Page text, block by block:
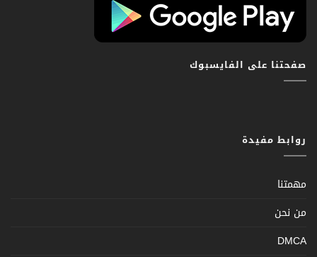
صفحتنا على الفايسبوك
روابط مفيدة
مهمتنا
من نحن
DMCA